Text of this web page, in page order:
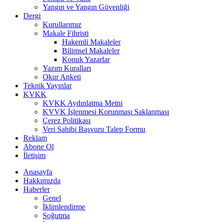
Yangın ve Yangın Güvenliği
Dergi
Kurullarımız
Makale Fihristi
Hakemli Makaleler
Bilimsel Makaleler
Konuk Yazarlar
Yazım Kuralları
Okur Anketi
Teknik Yayınlar
KVKK
KVKK Aydınlatma Metni
KVVK İşlenmesi Korunması Saklanması
Çerez Politikası
Veri Sahibi Başvuru Talep Formu
Reklam
Abone Ol
İletişim
Anasayfa
Hakkımızda
Haberler
Genel
İklimlendirme
Soğutma